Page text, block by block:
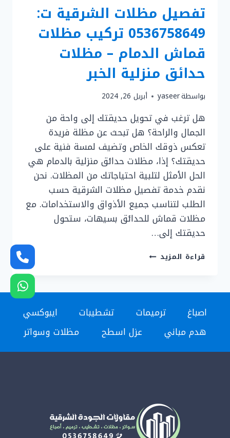
تفصيل مظلات الشرقية ت:
0536758649 تركيب مظلات
قماش الدمام – مظلات
حدائق منزلية الخبر
بواسطةyaseer أبريل 26, 2024
هل ترغب في تحويل حديقتك إلى واحة من
الجمال والراحة؟ هل تبحث عن مظلة فريدة
تعكس ذوقك الخاص وتضيف لمسة فنية على
حديقتك؟ إذا، مظلات حدائق منزلية بالدمام هي
الحل الأمثل لتلبية احتياجاتك من المظلات. نحن
نقدم خدمة تفصيل مظلات الشرقية حسب
الطلب لتناسب جميع الأذواق والاستخدامات. مع
مظلات قماش للحدائق بسيهات، ستحول
حديقتك إلى…
قراءة المزيد تفصيل
ت:
تركيب
قماش
الدمام
الخبر
اصباغ ترميمات تشطيبات
ايبوكسي
هدم مباني
عزل اسطح مظلات وسواتر